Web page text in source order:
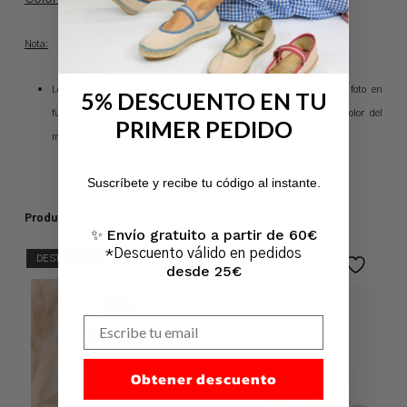
Nota:
Los colores pueden sufrir variaciones de tonalidad respecto a la foto en
función del fabricante así como de los ajustes de resolución y color del
monitor.
Productos relacionados
DESTACADO
5% DESCUENTO EN TU
PRIMER PEDIDO
Suscríbete y recibe tu código al instante.
✨ Envío gratuito a partir de 60€
*Descuento válido en pedidos
desde 25€
Obtener descuento